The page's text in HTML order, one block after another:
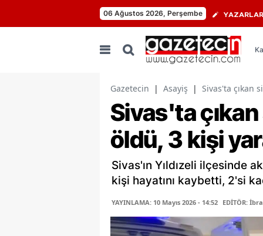
06 Ağustos 2026, Perşembe YAZARLAR
Gazetecin | Asayiş | Sivas'ta çıkan
Sivas'ta
öldü, 3 kişi
Sivas'ın Yıldızeli ilçesinde
kişi hayatını kaybetti, 2'si
YAYINLAMA: 10 Mayıs 2026 - 14:52 EDİTÖR: